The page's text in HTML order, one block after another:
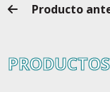
Producto